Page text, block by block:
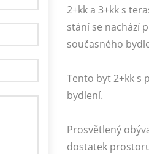
2+kk a 3+kk s
stání se nachází
současného
Tento byt 2+kk s
bydlení.
Prosvětlený
dostatek